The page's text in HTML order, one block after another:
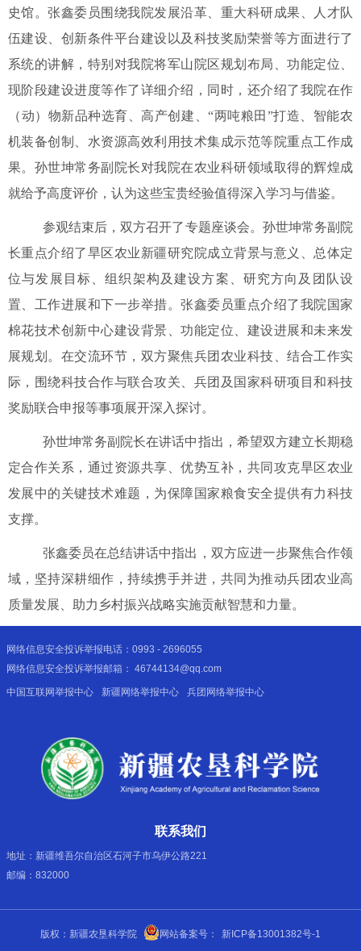
史馆。张鑫委员围绕我院发展沿革、重大科研成果、人才队
伍建设 、创新条件平台建设以及科技奖励荣誉等方面进行了
系统的讲解 ， 特别对我院将军山院区规划布局、功能定位、
现阶段建设进度等作了详细介绍 ， 同时，还介绍了我院在作
（动） 物新品种选育 、高产创建、“两吨粮田”打造、智能农
机装备创制、水资源高效利用技术集成示范等院重点工作成
果。孙世坤常务副院长对我院在农业科研领域取得的辉煌成
就给予高度评价，认为这些宝贵经验值得深入学习与借鉴。
参观结束后，双方召开了专题座谈会。 孙世坤常务副 院
长重点介绍了旱区农业新疆研究院成立背景与意义、总体定
位与发展目标、组织架构及建设方案、研究方向及团队设
置、工作进展和下一步举措。张鑫委员重点介绍了我院 国家
棉花技术创新中心建设背景、功能定位、 建设进展和未来发
展规划。在交流环节，双方聚焦兵团农业科技、结合工作实
际，围绕科技合作与联合攻关、兵团及国家科研项目和科技
奖励联合申报等事项展开深入探讨。
孙世坤常务副院长在讲话中指出， 希望双方建立长期稳
定合作关系，通过资源共享、优势互补，共同攻克旱区农业
发展中的关键技术难题，为保障国家粮食安全提供有力科技
支撑。
张鑫委员在总结讲话中指出 ， 双方应进一步聚焦合作领
域，坚持深耕细作，持续携手并进 ，共同为推动兵团农业高
质量发展、助力乡村振兴战略实施贡献智慧和力量。
网络信息安全投诉举报电话：0993 - 2696055
网络信息安全投诉举报邮箱： 46744134@qq.com
中国互联网举报中心 新疆网络举报中心 兵团网络举报中心
联系我们
地址：新疆维吾尔自治区石河子市乌伊公路221
邮编：832000
版权：新疆农垦科学院 网站备案号： 新ICP备13001382号-1